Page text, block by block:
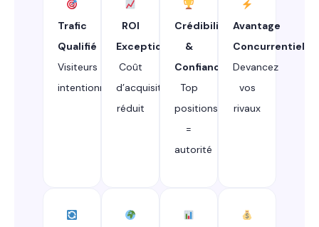
Trafic
Qualifié
Visiteurs
intentionnistes
ROI
Exceptionnel
Coût
d’acquisition
réduit
Crédibilité
&
Confiance
Top
positions
=
autorité
Avantage
Concurrentiel
Devancez
vos
rivaux